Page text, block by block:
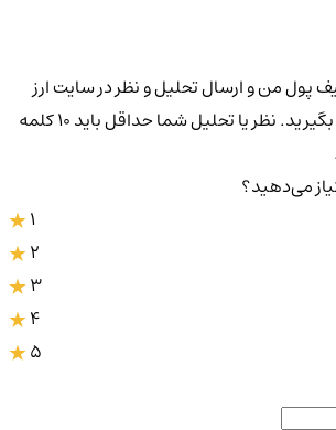
پول من و ارسال تحلیل و نظر در سایت ارز
دیجیتال رایگان هدیه بگیرید. نظر یا تحلیل شما حداقل باید ۱۰ کلمه
می‌دهید؟
3
4
5